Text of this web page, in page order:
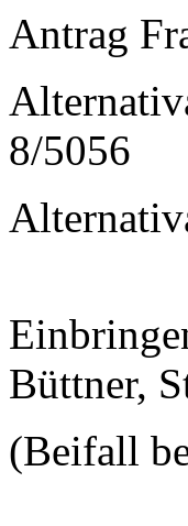
Antrag
8/5056
Büttner,
(Beifall